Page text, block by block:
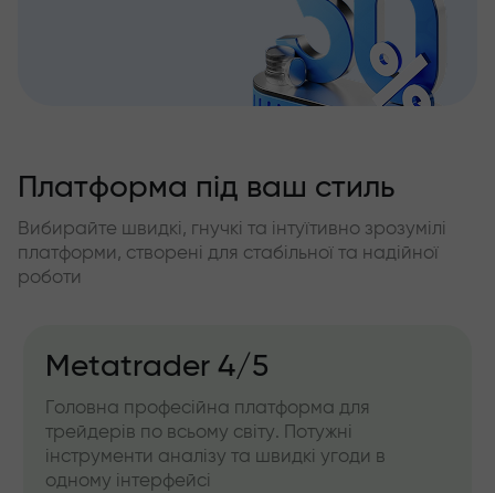
Платформа під ваш стиль
Вибирайте швидкі, гнучкі та інтуїтивно зрозумілі
платформи, створені для стабільної та надійної
роботи
Metatrader 4/5
Головна професійна платформа для
трейдерів по всьому світу. Потужні
інструменти аналізу та швидкі угоди в
одному інтерфейсі